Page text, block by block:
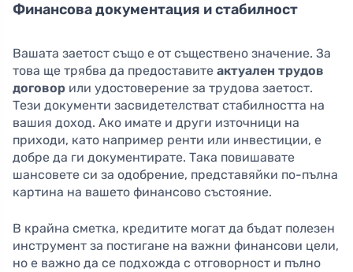
Финансова документация и стабилност
Вашата заетост също е от съществено значение. За
това ще трябва да предоставите актуален трудов
договор или удостоверение за трудова заетост.
Тези документи засвидетелстват стабилността на
вашия доход. Ако имате и други източници на
приходи, като например ренти или инвестиции, е
добре да ги документирате. Така повишавате
шансовете си за одобрение, представяйки по-пълна
картина на вашето финансово състояние.
В крайна сметка, кредитите могат да бъдат полезен
инструмент за постигане на важни финансови цели,
но е важно да се подхожда с отговорност и пълно